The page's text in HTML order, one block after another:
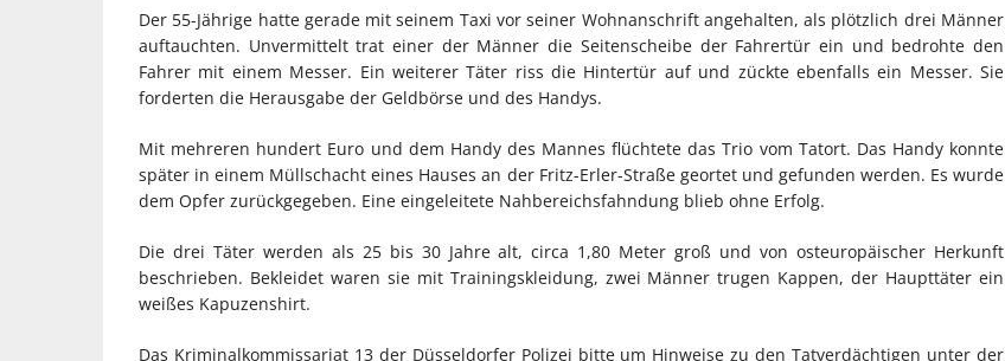
Der 55-Jährige hatte gerade mit seinem Taxi vor seiner Wohnanschrift angehalten, als plötzlich drei Männer
auftauchten. Unvermittelt trat einer der Männer die Seitenscheibe der Fahrertür ein und bedrohte den
Fahrer mit einem Messer. Ein weiterer Täter riss die Hintertür auf und zückte ebenfalls ein Messer. Sie
forderten die Herausgabe der Geldbörse und des Handys.
Mit mehreren hundert Euro und dem Handy des Mannes flüchtete das Trio vom Tatort. Das Handy konnte
später in einem Müllschacht eines Hauses an der Fritz-Erler-Straße geortet und gefunden werden. Es wurde
dem Opfer zurückgegeben. Eine eingeleitete Nahbereichsfahndung blieb ohne Erfolg.
Die drei Täter werden als 25 bis 30 Jahre alt, circa 1,80 Meter groß und von osteuropäischer Herkunft
beschrieben. Bekleidet waren sie mit Trainingskleidung, zwei Männer trugen Kappen, der Haupttäter ein
weißes Kapuzenshirt.
Das Kriminalkommissariat 13 der Düsseldorfer Polizei bitte um Hinweise zu den Tatverdächtigen unter der